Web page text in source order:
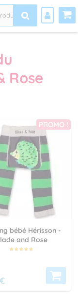
Rose
PROMO !
bébé Hérisson -
and Rose